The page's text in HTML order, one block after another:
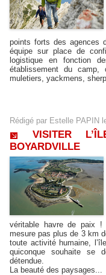
points forts des agences
équipe sur place de
logistique en fonction
établissement du camp,
muletiers, yackmens,
Rédigé par Estelle PAPIN
VISITER
BOYARDVILLE
véritable havre de paix !
mesure pas plus de 3 km
toute activité humaine,
quiconque souhaite se
détendue.
La beauté des paysages...